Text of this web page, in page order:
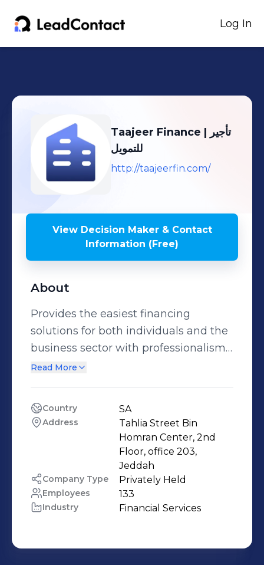
Log In
Taajeer Finance | تأجير
للتمويل
http://taajeerfin.com/
View Decision Maker & Contact
Information (Free)
About
Provides the easiest financing
solutions for both individuals and the
business sector with professionalism,
flexibility. نقدم أفضل الخدمات والحلول
#صارت_أسهل
Read More
Country SA
Address
Tahlia Street Bin
Homran Center, 2nd
Floor, office 203,
Jeddah
Company Type Privately Held
Employees 133
Industry Financial Services